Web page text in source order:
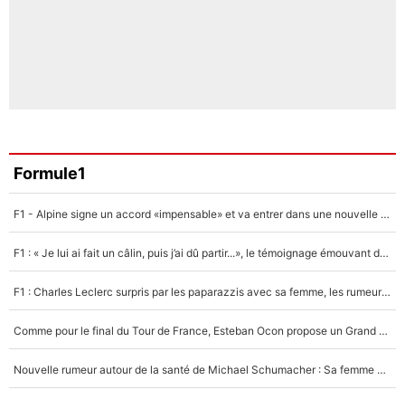
Formule1
F1 - Alpine signe un accord «impensable» et va entrer dans une nouvelle dimension : Grande nouvelle pour Pierre Gasly !
F1 : « Je lui ai fait un câlin, puis j’ai dû partir...», le témoignage émouvant de Max Verstappen sur sa fille
F1 : Charles Leclerc surpris par les paparazzis avec sa femme, les rumeurs étaient vraies !
Comme pour le final du Tour de France, Esteban Ocon propose un Grand Prix de Formule 1 à Paris : «Autour de l’Arc de Triomphe, ce serait génial» !
Nouvelle rumeur autour de la santé de Michael Schumacher : Sa femme Corinna sort du silence